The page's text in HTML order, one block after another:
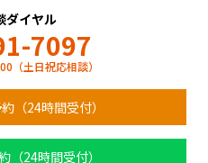
ダイヤル
7097
（土日祝応相談）
（24時間受付）
（24時間受付）